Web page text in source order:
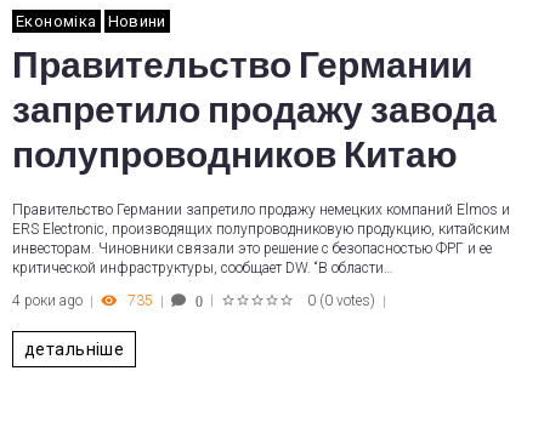
Економіка Новини
Правительство Германии
запретило продажу завода
полупроводников Китаю
Правительство Германии запретило продажу немецких компаний Elmos и
ERS Electronic, производящих полупроводниковую продукцию, китайским
инвесторам. Чиновники связали это решение с безопасностью ФРГ и ее
критической инфраструктуры, сообщает DW. “В области…
4 роки ago
735 0 0 (0 votes)
детальніше